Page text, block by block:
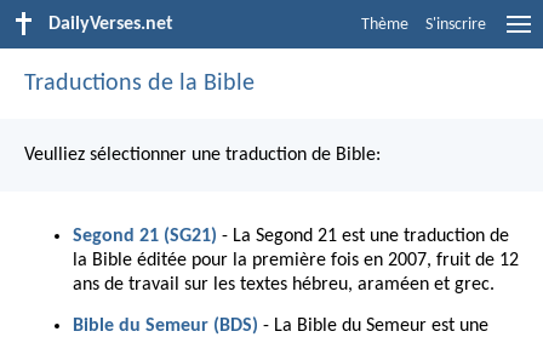
DailyVerses.net Thème S'inscrire
Traductions de la Bible
Veulliez sélectionner une traduction de Bible:
Segond 21 (SG21) - La Segond 21 est une traduction de
la Bible éditée pour la première fois en 2007, fruit de 12
ans de travail sur les textes hébreu, araméen et grec.
Bible du Semeur (BDS) - La Bible du Semeur est une